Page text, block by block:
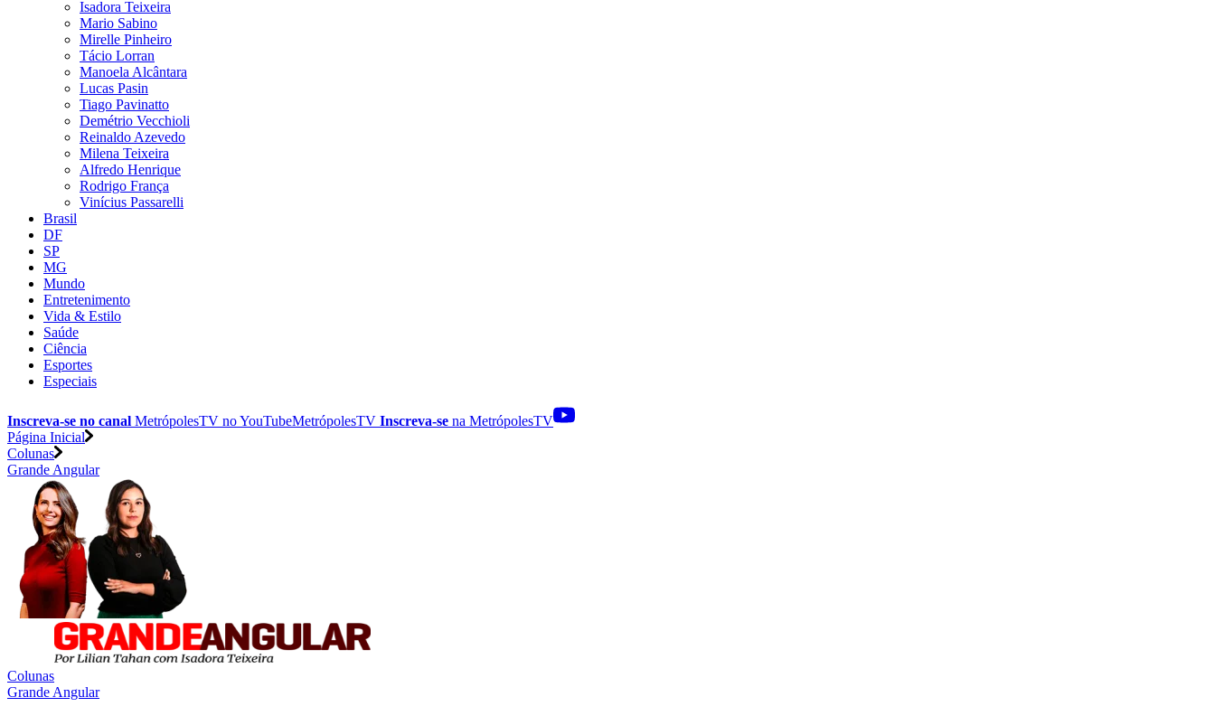
Isadora Teixeira
Mario Sabino
Mirelle Pinheiro
Tácio Lorran
Manoela Alcântara
Lucas Pasin
Tiago Pavinatto
Demétrio Vecchioli
Reinaldo Azevedo
Milena Teixeira
Alfredo Henrique
Rodrigo França
Vinícius Passarelli
Brasil
DF
SP
MG
Mundo
Entretenimento
Vida & Estilo
Saúde
Ciência
Esportes
Especiais
Inscreva-se no canal MetrópolesTV noYouTubeMetrópolesTV Inscreva-se na MetrópolesTV
Página Inicial
Colunas
Grande Angular
Colunas
Grande Angular